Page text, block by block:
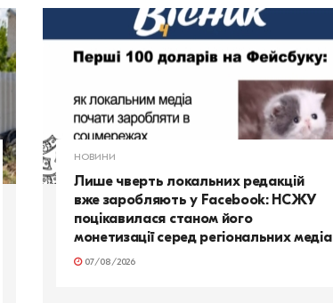
НОВИНИ
Лише чверть локальних редакцій
вже заробляють у Facebook: НСЖУ
поцікавилася станом його
монетизації серед регіональних медіа
07/08/2026